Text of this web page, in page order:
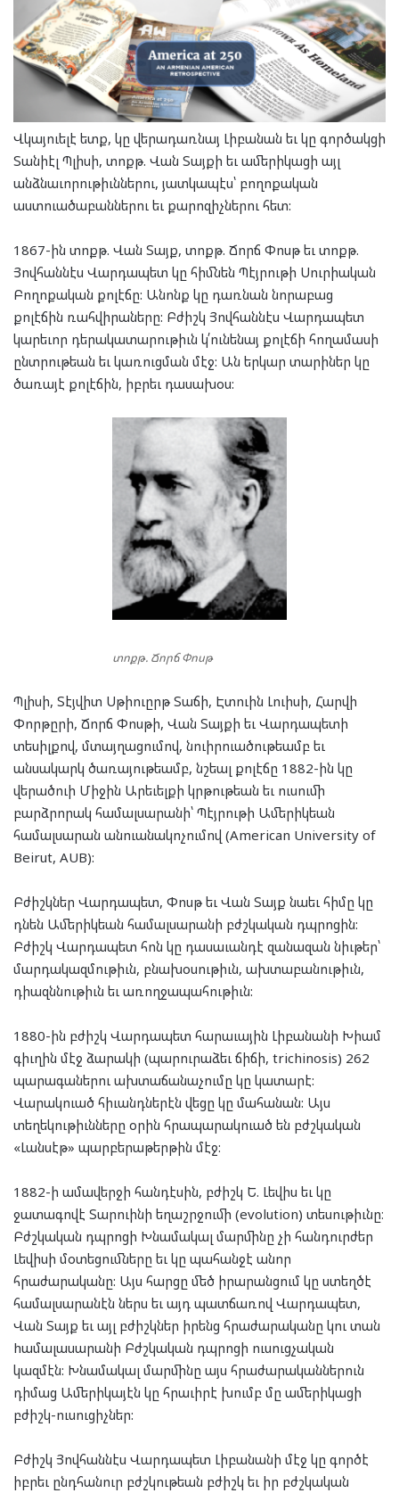
Վկայուելէ ետք, կը վերադառնայ Լիբանան եւ կը գործակցի
Տանիէլ Պլիսի, տոքթ. Վան Տայքի եւ ամերիկացի այլ
անձնաւորութիւններու, յատկապէս՝ բողոքական
աստուածաբաններու եւ քարոզիչներու հետ:
1867-ին տոքթ. Վան Տայք, տոքթ. Ճորճ Փոսթ եւ տոքթ.
Յովհաննէս Վարդապետ կը հիմնեն Պէյրութի Սուրիական
Բողոքական քոլէճը: Անոնք կը դառնան նորաբաց
քոլէճին ռահվիրաները: Բժիշկ Յովհաննէս Վարդապետ
կարեւոր դերակատարութիւն կ՛ունենայ քոլէճի հողամասի
ընտրութեան եւ կառուցման մէջ: Ան երկար տարիներ կը
ծառայէ քոլէճին, իբրեւ դասախօս:
տոքթ. Ճորճ Փոսթ
Պլիսի, Տէյվիտ Սթիուըրթ Տաճի, Էտուին Լուիսի, Հարվի
Փորթըրի, Ճորճ Փոսթի, Վան Տայքի եւ Վարդապետի
տեսիլքով, մտայղացումով, նուիրուածութեամբ եւ
անսակարկ ծառայութեամբ, նշեալ քոլէճը 1882-ին կը
վերածուի Միջին Արեւելքի կրթութեան եւ ուսումի
բարձրորակ համալսարանի՝ Պէյրութի Ամերիկեան
համալսարան անուանակոչումով (American University of
Beirut, AUB):
Բժիշկներ Վարդապետ, Փոսթ եւ Վան Տայք նաեւ հիմը կը
դնեն Ամերիկեան համալսարանի բժշկական դպրոցին:
Բժիշկ Վարդապետ հոն կը դասաւանդէ զանազան նիւթեր՝
մարդակազմութիւն, բնախօսութիւն, ախտաբանութիւն,
դիազննութիւն եւ առողջապահութիւն:
1880-ին բժիշկ Վարդապետ հարաւային Լիբանանի Խիամ
գիւղին մէջ ձարակի (պարուրաձեւ ճիճի, trichinosis) 262
պարագաներու ախտաճանաչումը կը կատարէ:
Վարակուած հիւանդներէն վեցը կը մահանան: Այս
տեղեկութիւնները օրին հրապարակուած են բժշկական
«Լանսէթ» պարբերաթերթին մէջ:
1882-ի ամավերջի հանդէսին, բժիշկ Ե. Լեվիս եւ կը
ջատագովէ Տարուինի եղաշրջումի (evolution) տեսութիւնը։
Բժշկական դպրոցի Խնամակալ մարմինը չի հանդուրժեր
Լեվիսի մօտեցումները եւ կը պահանջէ անոր
հրաժարականը: Այս հարցը մեծ իրարանցում կը ստեղծէ
համալսարանէն ներս եւ այդ պատճառով Վարդապետ,
Վան Տայք եւ այլ բժիշկներ իրենց հրաժարականը կու տան
hամալասարանի Բժշկական դպրոցի ուսուցչական
կազմէն: Խնամակալ մարմինը այս հրաժարականներուն
դիմաց Ամերիկայէն կը հրաւիրէ խումբ մը ամերիկացի
բժիշկ-ուսուցիչներ:
Բժիշկ Յովհաննէս Վարդապետ Լիբանանի մէջ կը գործէ
իբրեւ ընդհանուր բժշկութեան բժիշկ եւ իր բժշկական